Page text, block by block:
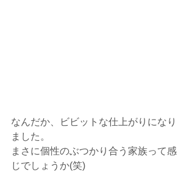
なんだか、ビビットな仕上がりになり
ました。
まさに個性のぶつかり合う家族って感
じでしょうか(笑)